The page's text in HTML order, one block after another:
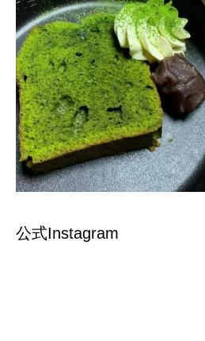
公式Instagram